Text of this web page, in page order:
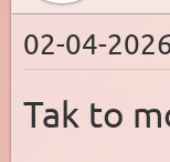
02-04-
Tak to